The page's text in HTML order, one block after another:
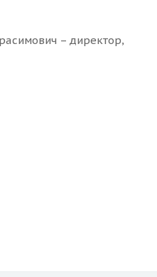
– директор,